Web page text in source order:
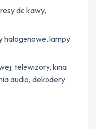
do kawy,
halogenowe, lampy
telewizory, kina
audio, dekodery